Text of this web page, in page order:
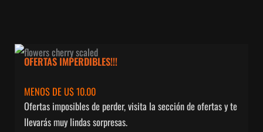
OFERTAS IMPERDIBLES!!!
MENOS DE U$ 10.00
Ofertas imposibles de perder, visita la sección de ofertas y te
llevarás muy lindas sorpresas.